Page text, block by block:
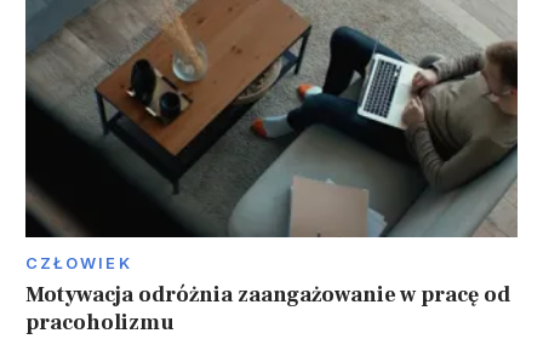
CZŁOWIEK
Motywacja odróżnia zaangażowanie w pracę od
pracoholizmu